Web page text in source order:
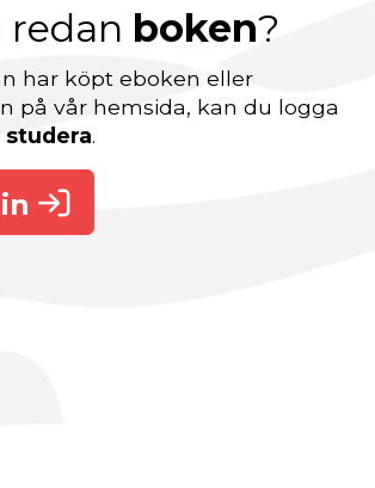
redan boken?
har köpt eboken eller
på vår hemsida, kan du logga
studera.